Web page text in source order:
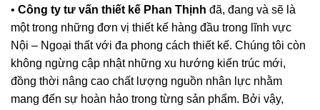
• Công ty tư vấn thiết kế Phan Thịnh đã, đang và sẽ là
một trong những đơn vị thiết kế hàng đầu trong lĩnh vực
Nội – Ngoại thất với đa phong cách thiết kế. Chúng tôi còn
không ngừng cập nhật những xu hướng kiến trúc mới,
đồng thời nâng cao chất lượng nguồn nhân lực nhằm
mang đến sự hoàn hảo trong từng sản phẩm. Bởi vậy,